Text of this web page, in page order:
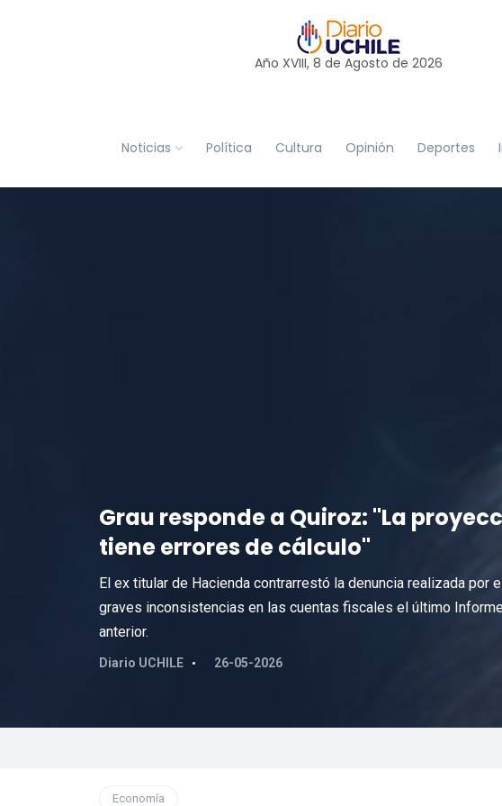
Año XVIII, 8 de Agosto de 2026
Noticias Política Cultura Opinión Deportes
Grau responde a Quiroz: "La
tiene errores de cálculo"
El ex titular de Hacienda contrarrestó la denuncia realizada por
graves inconsistencias en las cuentas fiscales el último
anterior.
Diario UCHILE 26-05-2026
Economía